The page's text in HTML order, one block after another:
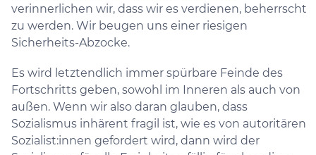
verinnerlichen wir, dass wir es verdienen, beherrscht
zu werden. Wir beugen uns einer riesigen
Sicherheits-Abzocke.
Es wird letztendlich immer spürbare Feinde des
Fortschritts geben, sowohl im Inneren als auch von
außen. Wenn wir also daran glauben, dass
Sozialismus inhärent fragil ist, wie es von autoritären
Sozialist:innen gefordert wird, dann wird der